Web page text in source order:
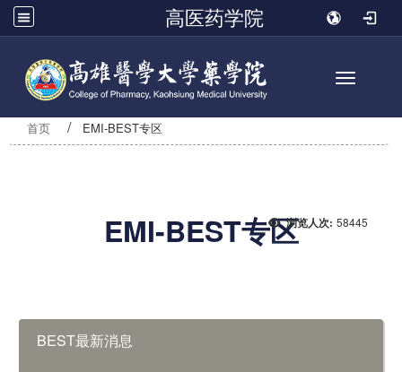
高医药学院
Toggle
首页 EMI-BEST专区
浏览人次: 58445
EMI-BEST专区
BEST最新消息